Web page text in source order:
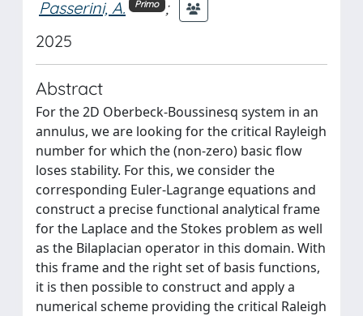
Passerini, A. Primo ;
2025
Abstract
For the 2D Oberbeck-Boussinesq system in an
annulus, we are looking for the critical Rayleigh
number for which the (non-zero) basic flow
loses stability. For this, we consider the
corresponding Euler-Lagrange equations and
construct a precise functional analytical frame
for the Laplace and the Stokes problem as well
as the Bilaplacian operator in this domain. With
this frame and the right set of basis functions,
it is then possible to construct and apply a
numerical scheme providing the critical Raleigh